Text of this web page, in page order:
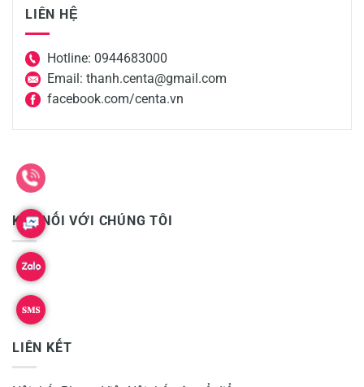
LIÊN HỆ
Hotline: 0944683000
Email: thanh.centa@gmail.com
facebook.com/centa.vn
KẾT NỐI VỚI CHÚNG TÔI
LIÊN KẾT